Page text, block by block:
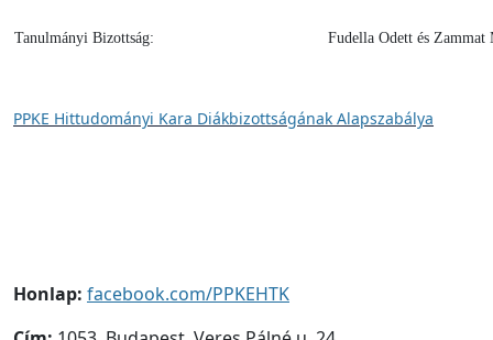
Tanulmányi Bizottság: Fudella Odett és Zammat
PPKE Hittudományi Kara Diákbizottságának Alapszabálya
Honlap: facebook.com/PPKEHTK